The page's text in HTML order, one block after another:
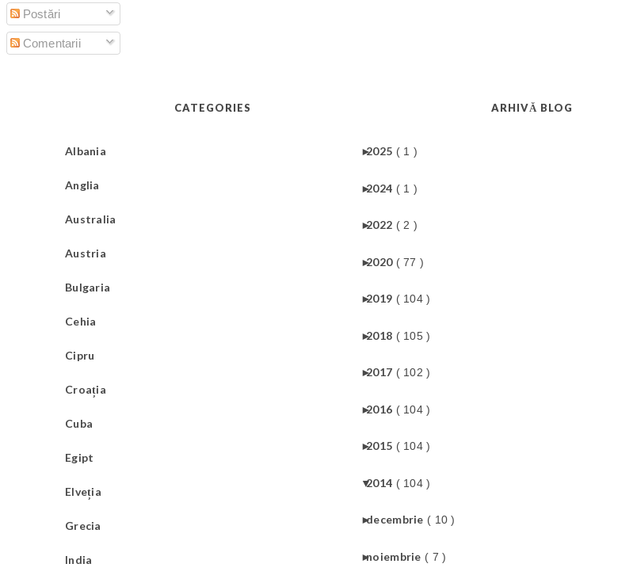
Postări
Comentarii
CATEGORIES
Albania
Anglia
Australia
Austria
Bulgaria
Cehia
Cipru
Croația
Cuba
Egipt
Elveția
Grecia
India
ARHIVĂ BLOG
►
2025 ( 1 )
►
2024 ( 1 )
►
2022 ( 2 )
►
2020 ( 77 )
►
2019 ( 104 )
►
2018 ( 105 )
►
2017 ( 102 )
►
2016 ( 104 )
►
2015 ( 104 )
▼
2014 ( 104 )
►
decembrie ( 10 )
►
noiembrie ( 7 )